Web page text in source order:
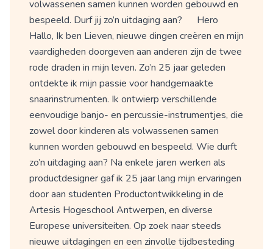
volwassenen samen kunnen worden gebouwd en
bespeeld. Durf jij zo’n uitdaging aan? Hero
Hallo, Ik ben Lieven, nieuwe dingen creëren en mijn
vaardigheden doorgeven aan anderen zijn de twee
rode draden in mijn leven. Zo’n 25 jaar geleden
ontdekte ik mijn passie voor handgemaakte
snaarinstrumenten. Ik ontwierp verschillende
eenvoudige banjo- en percussie-instrumentjes, die
zowel door kinderen als volwassenen samen
kunnen worden gebouwd en bespeeld. Wie durft
zo’n uitdaging aan? Na enkele jaren werken als
productdesigner gaf ik 25 jaar lang mijn ervaringen
door aan studenten Productontwikkeling in de
Artesis Hogeschool Antwerpen, en diverse
Europese universiteiten. Op zoek naar steeds
nieuwe uitdagingen en een zinvolle tijdbesteding